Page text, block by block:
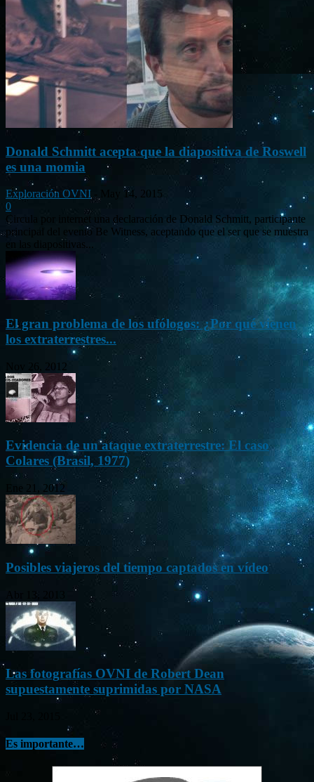
Donald Schmitt acepta que la diapositiva de Roswell
es una momia
Exploración OVNI
May 14, 2015
0
Circula por internet una declaración de Donald Schmitt, participante
principal del evento Be Witness, aceptando que el ser que se muestra
en las diapositivas...
El gran problema de los ufólogos: ¿Por qué vienen
los extraterrestres...
Nov 26, 2012
Evidencia de un ataque extraterrestre: El caso
Colares (Brasil, 1977)
Ene 21, 2012
Posibles viajeros del tiempo captados en vídeo
Abr 13, 2013
Las fotografías OVNI de Robert Dean
supuestamente suprimidas por NASA
Es importante…